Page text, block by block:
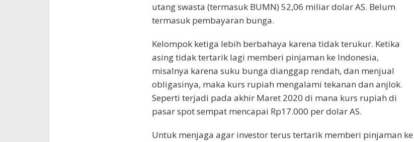
utang swasta (termasuk BUMN) 52,06 miliar dolar AS. Belum
termasuk pembayaran bunga.
Kelompok ketiga lebih berbahaya karena tidak terukur. Ketika
asing tidak tertarik lagi memberi pinjaman ke Indonesia,
misalnya karena suku bunga dianggap rendah, dan menjual
obligasinya, maka kurs rupiah mengalami tekanan dan anjlok.
Seperti terjadi pada akhir Maret 2020 di mana kurs rupiah di
pasar spot sempat mencapai Rp17.000 per dolar AS.
Untuk menjaga agar investor terus tertarik memberi pinjaman ke